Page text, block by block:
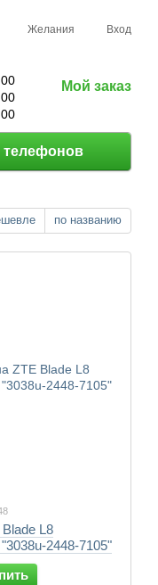
Желания Вход
Мой заказ
по названию
L8
2448-7105"